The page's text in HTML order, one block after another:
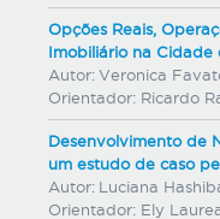
Opções Reais,
Imobiliário na Cidade
Autor: Veronica
Orientador: Ricardo
Desenvolvimento de
um estudo de caso
Autor: Luciana
Orientador: Ely